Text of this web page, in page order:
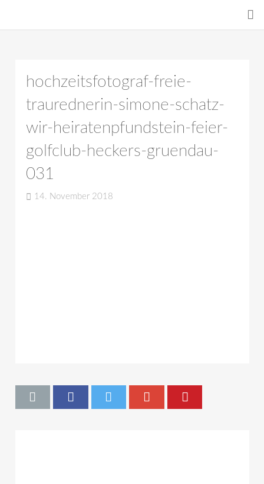
hochzeitsfotograf-freie-
traurednerin-simone-schatz-
wir-heiratenpfundstein-feier-
golfclub-heckers-gruendau-
031
14. November 2018